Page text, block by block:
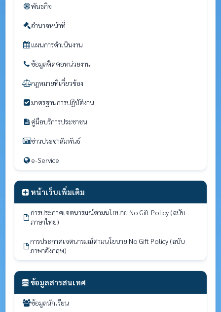
พันธกิจ
อำนาจหน้าที่
แผนการดำเนินงาน
ข้อมูลติดต่อหน่วยงาน
กฎหมายที่เกี่ยวข้อง
มาตรฐานการปฏิบัติงาน
คู่มือบริการประชาชน
ข่าวประชาสัมพันธ์
e-Service
หน้าเว็บเพิ่มเติม
การประกาศเจตนารมณ์ตามนโยบาย No Gift Policy (ฉบับ
ภาษาไทย)
การประกาศเจตนารมณ์ตามนโยบาย No Gift Policy (ฉบับ
ภาษาอังกฤษ)
ข้อมูลสารสนเทศ
ข้อมูลนักเรียน